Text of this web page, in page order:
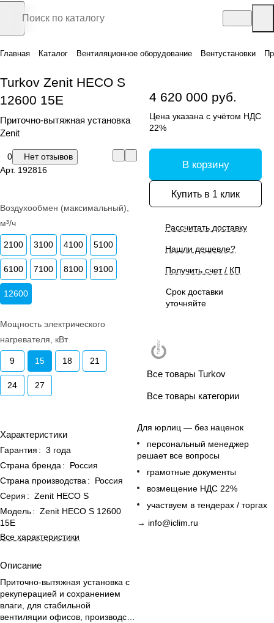
Главная Каталог Вентиляционное оборудование Вентустановки
Turkov Zenit HECO S
12600 15E
Приточно-вытяжная установка
Zenit
0
Нет отзывов
Арт. 192816
Воздухообмен (максимальный),
м³/ч
2100 3100 4100 5100
6100 7100 8100 9100
12600
Мощность электрического
нагревателя, кВт
9 15 18 21
24 27
Характеристики
Гарантия : 3 года
Страна бренда :
Россия
Страна производства :
Россия
Серия : Zenit HECO S
Модель: Zenit HECO S 12600
15E
Все характеристики
Описание
Приточно-вытяжная установка с
рекуперацией и сохранением
влаги, для стабильной
вентиляции офисов, производств,
4 620 000 руб.
Цена указана с учётом НДС
22%
В корзину
Купить в 1 клик
Рассчитать доставку
Нашли дешевле?
Получить счет / КП
Срок доставки
уточняйте
Все товары Turkov
Все товары категории
Для юрлиц — без наценок
персональный менеджер
решает все вопросы
грамотные документы
возмещение НДС 22%
участвуем в тендерах / торгах
→ info@iclim.ru